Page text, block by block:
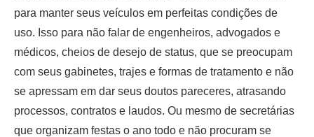
para manter seus veículos em perfeitas condições de
uso. Isso para não falar de engenheiros, advogados e
médicos, cheios de desejo de status, que se preocupam
com seus gabinetes, trajes e formas de tratamento e não
se apressam em dar seus doutos pareceres, atrasando
processos, contratos e laudos. Ou mesmo de secretárias
que organizam festas o ano todo e não procuram se